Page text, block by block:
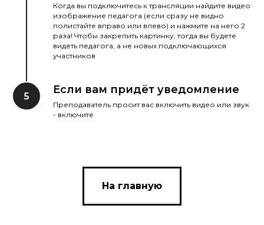
Когда вы подключитесь к трансляции найдите видео
изображение педагога (если сразу не видно
полистайте вправо или влево) и нажмите на него 2
раза! Чтобы закрепить картинку, тогда вы будете
видеть педагога, а не новых подключающихся
участников
5 Если вам придёт уведомление
Преподаватель просит вас включить видео или звук
- включите
На главную